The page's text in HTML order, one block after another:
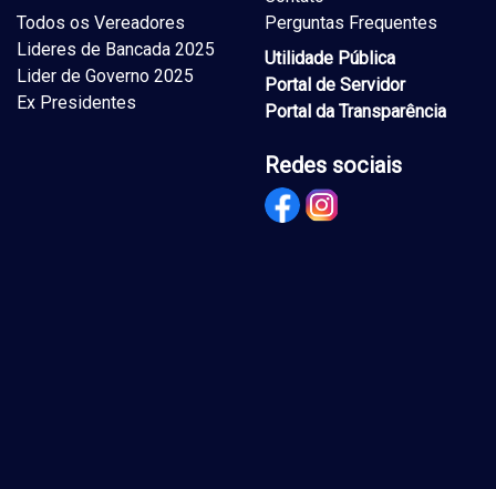
Todos os Vereadores
Lideres de Bancada 2025
Lider de Governo 2025
Ex Presidentes
Perguntas Frequentes
Utilidade Pública
Portal de Servidor
Portal da Transparência
Redes sociais